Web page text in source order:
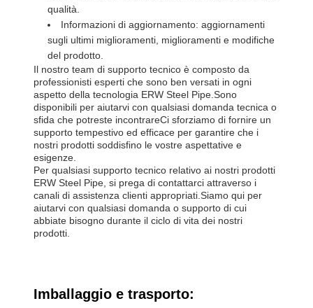
qualità.
Informazioni di aggiornamento: aggiornamenti
sugli ultimi miglioramenti, miglioramenti e modifiche
del prodotto.
Il nostro team di supporto tecnico è composto da
professionisti esperti che sono ben versati in ogni
aspetto della tecnologia ERW Steel Pipe.Sono
disponibili per aiutarvi con qualsiasi domanda tecnica o
sfida che potreste incontrareCi sforziamo di fornire un
supporto tempestivo ed efficace per garantire che i
nostri prodotti soddisfino le vostre aspettative e
esigenze.
Per qualsiasi supporto tecnico relativo ai nostri prodotti
ERW Steel Pipe, si prega di contattarci attraverso i
canali di assistenza clienti appropriati.Siamo qui per
aiutarvi con qualsiasi domanda o supporto di cui
abbiate bisogno durante il ciclo di vita dei nostri
prodotti.
Imballaggio e trasporto: